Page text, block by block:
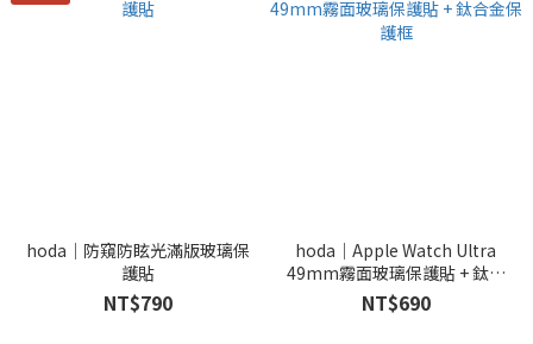
hoda｜防窺防眩光滿版玻璃保
護貼
NT$790
hoda｜Apple Watch Ultra
49mm霧面玻璃保護貼 + 鈦合
金保護框
NT$690